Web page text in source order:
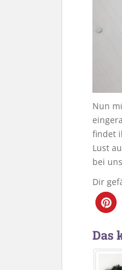
Nun
findet
Lust
bei
Dir
30
Das